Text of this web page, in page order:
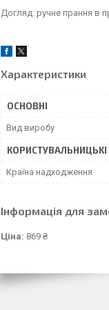
Догляд: ручне прання в
Характеристики
ОСНОВНІ
Вид виробу
Країна надходження
Інформація для
Ціна: 869 ₴